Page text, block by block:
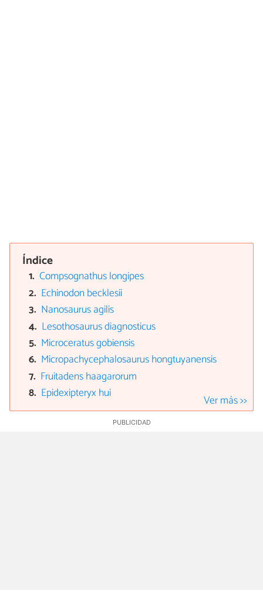
Índice
Compsognathus longipes
Echinodon becklesii
Nanosaurus agilis
Lesothosaurus diagnosticus
Microceratus gobiensis
Micropachycephalosaurus hongtuyanensis
Fruitadens haagarorum
Epidexipteryx hui
Ver más >>